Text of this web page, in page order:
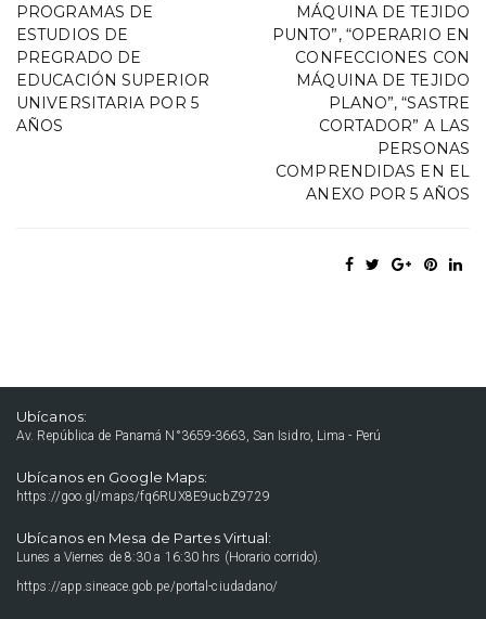
PROGRAMAS DE
ESTUDIOS DE
PREGRADO DE
EDUCACIÓN SUPERIOR
UNIVERSITARIA POR 5
AÑOS
MÁQUINA DE TEJIDO
PUNTO”, “OPERARIO EN
CONFECCIONES CON
MÁQUINA DE TEJIDO
PLANO”, “SASTRE
CORTADOR” A LAS
PERSONAS
COMPRENDIDAS EN EL
ANEXO POR 5 AÑOS
Ubícanos:
Av. República de Panamá N°3659-3663, San Isidro, Lima - Perú
Ubícanos en Google Maps:
https://goo.gl/maps/fq6RUX8E9ucbZ9729
Ubícanos en Mesa de Partes Virtual:
Lunes a Viernes de 8:30 a 16:30 hrs (Horario corrido).
https://app.sineace.gob.pe/portal-ciudadano/